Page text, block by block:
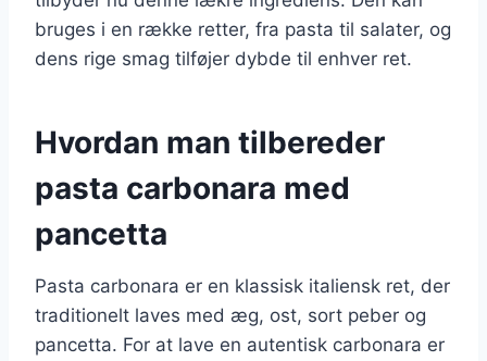
bruges i en række retter, fra pasta til salater, og
dens rige smag tilføjer dybde til enhver ret.
Hvordan man tilbereder
pasta carbonara med
pancetta
Pasta carbonara er en klassisk italiensk ret, der
traditionelt laves med æg, ost, sort peber og
pancetta. For at lave en autentisk carbonara er